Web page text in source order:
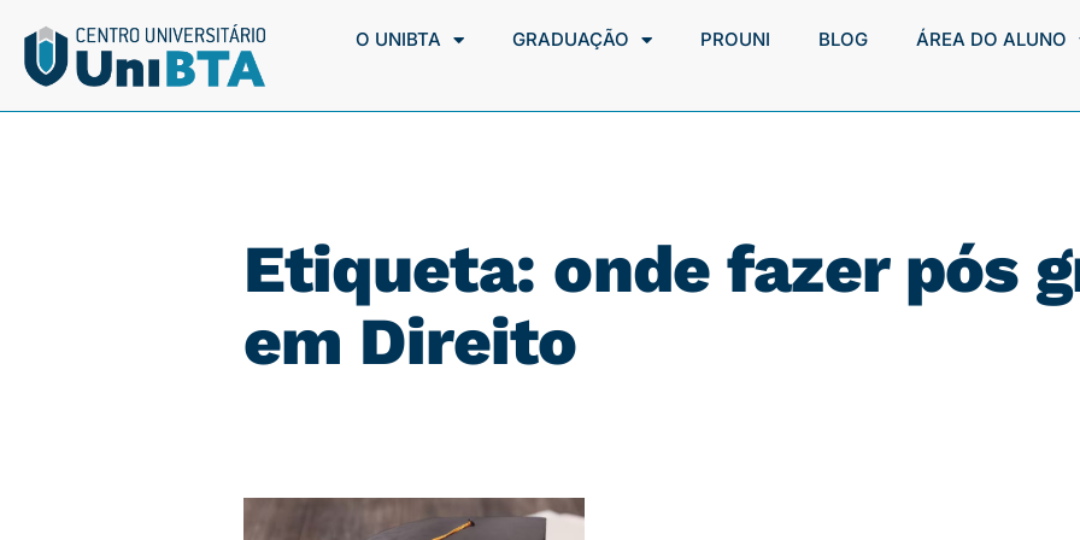
O UNIBTA GRADUAÇÃO PROUNI BLOG ÁREA DO ALUNO
Etiqueta: onde fazer pós
em Direito​